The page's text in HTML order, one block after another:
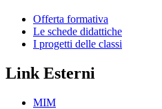
Offerta formativa
Le schede didattiche
I progetti delle classi
Link Esterni
MIM